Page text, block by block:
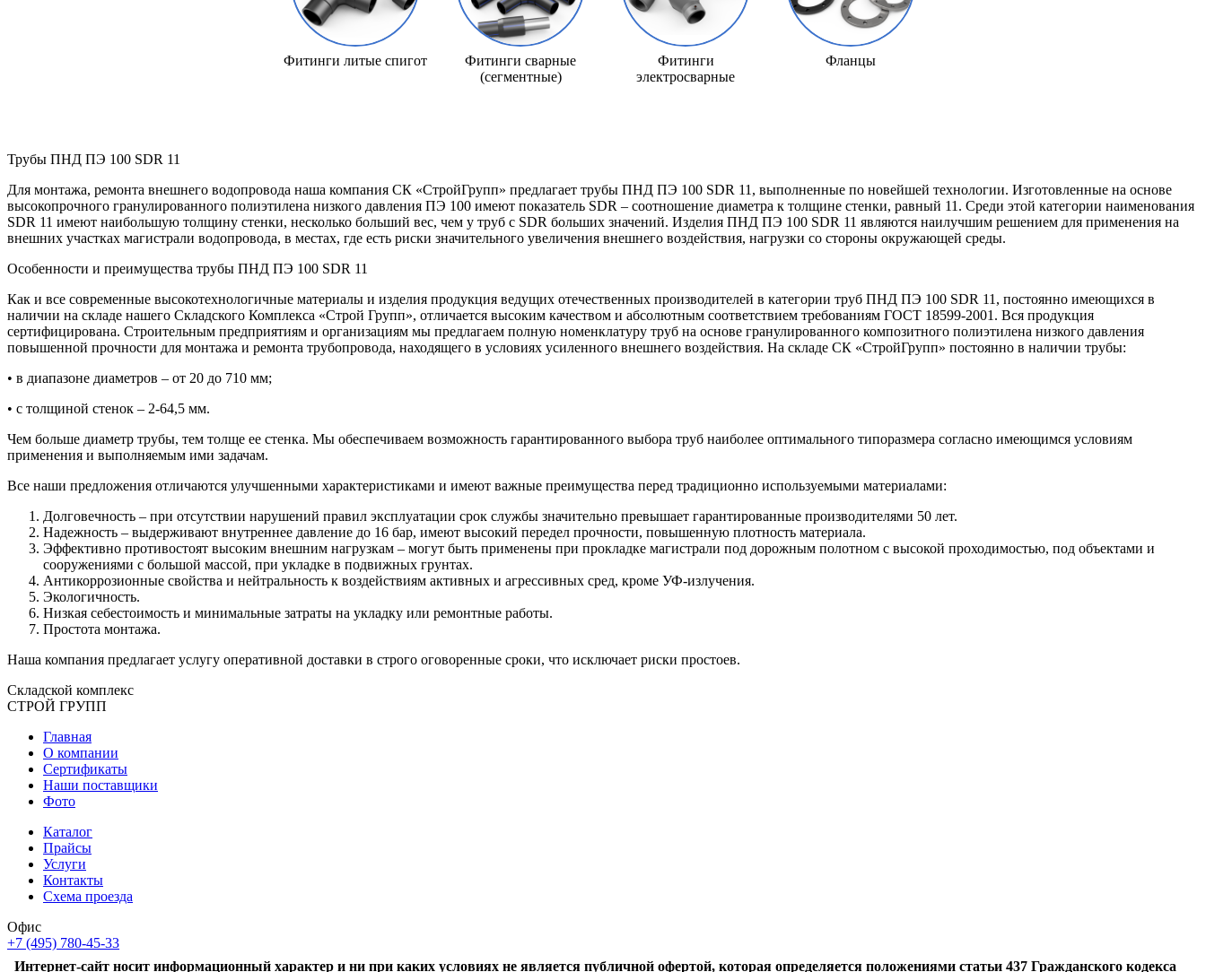
Фитинги литые спигот
Фитинги сварные
(сегментные)
Фитинги
электросварные
Фланцы
Трубы ПНД ПЭ 100 SDR 11
Для монтажа, ремонта внешнего водопровода наша компания СК «СтройГрупп» предлагает трубы ПНД ПЭ 100 SDR 11, выполненные по новейшей технологии. Изготовленные на основе
высокопрочного гранулированного полиэтилена низкого давления ПЭ 100 имеют показатель SDR – соотношение диаметра к толщине стенки, равный 11. Среди этой категории наименования
SDR 11 имеют наибольшую толщину стенки, несколько больший вес, чем у труб с SDR больших значений. Изделия ПНД ПЭ 100 SDR 11 являются наилучшим решением для применения на
внешних участках магистрали водопровода, в местах, где есть риски значительного увеличения внешнего воздействия, нагрузки со стороны окружающей среды.
Особенности и преимущества трубы ПНД ПЭ 100 SDR 11
Как и все современные высокотехнологичные материалы и изделия продукция ведущих отечественных производителей в категории труб ПНД ПЭ 100 SDR 11, постоянно имеющихся в
наличии на складе нашего Складского Комплекса «Строй Групп», отличается высоким качеством и абсолютным соответствием требованиям ГОСТ 18599-2001. Вся продукция
сертифицирована. Строительным предприятиям и организациям мы предлагаем полную номенклатуру труб на основе гранулированного композитного полиэтилена низкого давления
повышенной прочности для монтажа и ремонта трубопровода, находящего в условиях усиленного внешнего воздействия. На складе СК «СтройГрупп» постоянно в наличии трубы:
• в диапазоне диаметров – от 20 до 710 мм;
• с толщиной стенок – 2-64,5 мм.
Чем больше диаметр трубы, тем толще ее стенка. Мы обеспечиваем возможность гарантированного выбора труб наиболее оптимального типоразмера согласно имеющимся условиям
применения и выполняемым ими задачам.
Все наши предложения отличаются улучшенными характеристиками и имеют важные преимущества перед традиционно используемыми материалами:
Долговечность – при отсутствии нарушений правил эксплуатации срок службы значительно превышает гарантированные производителями 50 лет.
Надежность – выдерживают внутреннее давление до 16 бар, имеют высокий передел прочности, повышенную плотность материала.
Эффективно противостоят высоким внешним нагрузкам – могут быть применены при прокладке магистрали под дорожным полотном с высокой проходимостью, под объектами и
сооружениями с большой массой, при укладке в подвижных грунтах.
Антикоррозионные свойства и нейтральность к воздействиям активных и агрессивных сред, кроме УФ-излучения.
Экологичность.
Низкая себестоимость и минимальные затраты на укладку или ремонтные работы.
Простота монтажа.
Наша компания предлагает услугу оперативной доставки в строго оговоренные сроки, что исключает риски простоев.
Складской комплекс
СТРОЙ ГРУПП
Главная
О компании
Сертификаты
Наши поставщики
Фото
Каталог
Прайсы
Услуги
Контакты
Схема проезда
Офис
+7 (495) 780-45-33
Интернет-сайт носит информационный характер и ни при каких условиях не является публичной офертой, которая определяется положениями статьи 437 Гражданского кодекса